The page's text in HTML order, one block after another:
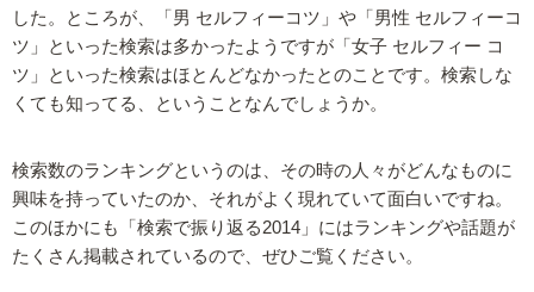
した。ところが、「男 セルフィーコツ」や「男性 セルフィーコ
ツ」といった検索は多かったようですが「女子 セルフィー コ
ツ」といった検索はほとんどなかったとのことです。検索しな
くても知ってる、ということなんでしょうか。
検索数のランキングというのは、その時の人々がどんなものに
興味を持っていたのか、それがよく現れていて面白いですね。
このほかにも「検索で振り返る2014」にはランキングや話題が
たくさん掲載されているので、ぜひご覧ください。